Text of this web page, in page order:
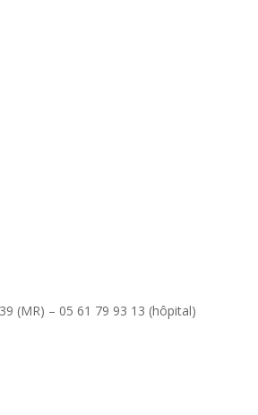
(MR) – 05 61 79 93 13 (hôpital)